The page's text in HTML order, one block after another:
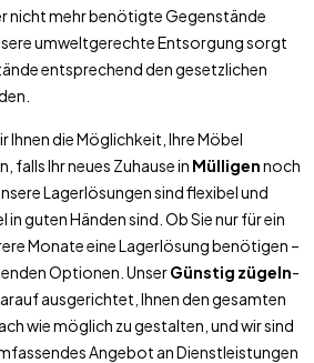
nicht mehr benötigte Gegenstände
umweltgerechte Entsorgung sorgt
entsprechend den gesetzlichen
Ihnen die Möglichkeit, Ihre Möbel
falls Ihr neues Zuhause in Mülligennoch
Lagerlösungen sind flexibel und
in guten Händen sind. Ob Sie nur für ein
Monate eine Lagerlösung benötigen –
Optionen. UnserGünstig zügeln-
ausgerichtet, Ihnen den gesamten
wie möglich zu gestalten, und wir sind
Angebot an Dienstleistungen